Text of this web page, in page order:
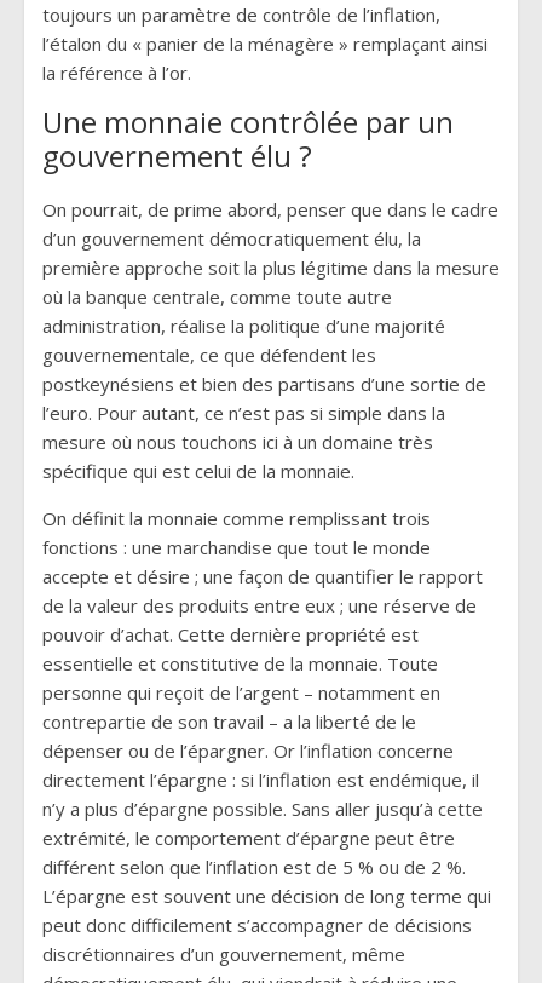
toujours un paramètre de contrôle de l’inflation,
l’étalon du « panier de la ménagère » remplaçant ainsi
la référence à l’or.
Une monnaie contrôlée par un
gouvernement élu ?
On pourrait, de prime abord, penser que dans le cadre
d’un gouvernement démocratiquement élu, la
première approche soit la plus légitime dans la mesure
où la banque centrale, comme toute autre
administration, réalise la politique d’une majorité
gouvernementale, ce que défendent les
postkeynésiens et bien des partisans d’une sortie de
l’euro. Pour autant, ce n’est pas si simple dans la
mesure où nous touchons ici à un domaine très
spécifique qui est celui de la monnaie.
On définit la monnaie comme remplissant trois
fonctions : une marchandise que tout le monde
accepte et désire ; une façon de quantifier le rapport
de la valeur des produits entre eux ; une réserve de
pouvoir d’achat. Cette dernière propriété est
essentielle et constitutive de la monnaie. Toute
personne qui reçoit de l’argent – notamment en
contrepartie de son travail – a la liberté de le
dépenser ou de l’épargner. Or l’inflation concerne
directement l’épargne : si l’inflation est endémique, il
n’y a plus d’épargne possible. Sans aller jusqu’à cette
extrémité, le comportement d’épargne peut être
différent selon que l’inflation est de 5 % ou de 2 %.
L’épargne est souvent une décision de long terme qui
peut donc difficilement s’accompagner de décisions
discrétionnaires d’un gouvernement, même